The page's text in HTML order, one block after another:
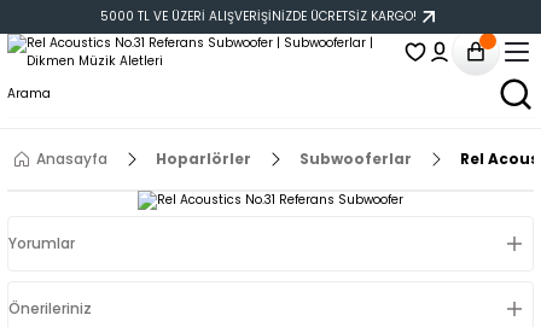
5000 TL VE ÜZERİ ALIŞVERİŞİNİZDE ÜCRETSİZ KARGO!
Anasayfa Hoparlörler Subwooferlar Rel
Yorumlar
Önerileriniz